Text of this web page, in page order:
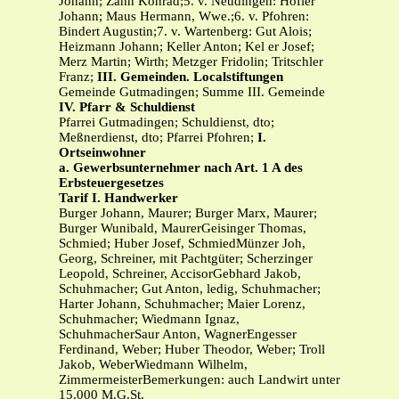
Johann; Maus Hermann, Wwe.;6. v. Pfohren:
Bindert Augustin;7. v. Wartenberg: Gut Alois;
Heizmann Johann; Keller Anton; Kel er Josef;
Merz Martin; Wirth; Metzger Fridolin; Tritschler
Franz; III. Gemeinden. Localstiftungen
Gemeinde Gutmadingen; Summe III. Gemeinde
IV. Pfarr & Schuldienst
Pfarrei Gutmadingen; Schuldienst, dto;
Meßnerdienst, dto; Pfarrei Pfohren; I.
Ortseinwohner
a. Gewerbsunternehmer nach Art. 1 A des
Erbsteuergesetzes
Tarif I. Handwerker
Burger Johann, Maurer; Burger Marx, Maurer;
Burger Wunibald, MaurerGeisinger Thomas,
Schmied; Huber Josef, SchmiedMünzer Joh,
Georg, Schreiner, mit Pachtgüter; Scherzinger
Leopold, Schreiner, AccisorGebhard Jakob,
Schuhmacher; Gut Anton, ledig, Schuhmacher;
Harter Johann, Schuhmacher; Maier Lorenz,
Schuhmacher; Wiedmann Ignaz,
SchuhmacherSaur Anton, WagnerEngesser
Ferdinand, Weber; Huber Theodor, Weber; Troll
Jakob, WeberWiedmann Wilhelm,
ZimmermeisterBemerkungen: auch Landwirt unter
15.000 M.G.St.